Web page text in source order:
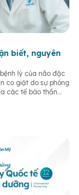
biết, nguyên
lý của não đặc
co giật do sự phóng
các tế bào thần